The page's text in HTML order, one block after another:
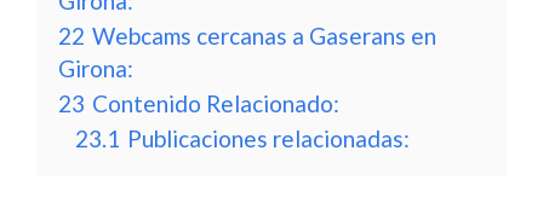
22 Webcams cercanas a Gaserans en
Girona:
23 Contenido Relacionado:
23.1 Publicaciones relacionadas: